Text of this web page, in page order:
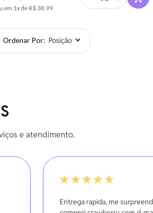
em 1xde R$ 38,99
Ordenar Por
e atendimento.
Entrega rapida, me